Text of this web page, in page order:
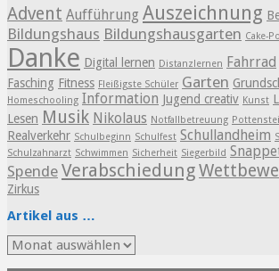
Advent Aufführung Auszeichnung
Bildungshaus Bildungshausgarten Cake-
Danke Digital lernen Distanzlernen Fahrrad
Fasching Fitness Fleißigste Schüler Garten
Homeschooling Information Jugend creativ Kunst
Lesen Musik Nikolaus Notfallbetreuung
Realverkehr Schulbeginn Schulfest Schullandheim
Schulzahnarzt Schwimmen Sicherheit Siegerbild
Spende Verabschiedung
Zirkus
Artikel aus …
Artikel
aus